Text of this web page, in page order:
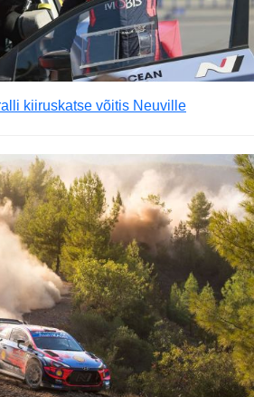
kiiruskatse võitis Neuville